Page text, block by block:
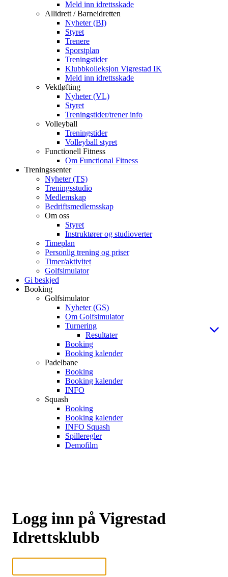
Meld inn idrettsskade
Allidrett / Barneidretten
Nyheter (BI)
Styret
Trenere
Sporstplan
Treningstider
Klubbkolleksjon Vigrestad IK
Meld inn idrettsskade
Vektløfting
Nyheter (VL)
Styret
Treningstider/trener info
Volleyball
Treningstider
Volleyball styret
Functionell Fitness
Om Functional Fitness
Treningssenter
Nyheter (TS)
Treningsstudio
Medlemskap
Bedriftsmedlemsskap
Om oss
Styret
Instruktører og studioverter
Timeplan
Personlig trening og priser
Timer/aktivitet
Golfsimulator
Gi beskjed
Booking
Golfsimulator
Nyheter (GS)
Om Golfsimulator
Turnering
Resultater
Booking
Booking kalender
Padelbane
Booking
Booking kalender
INFO
Squash
Booking
Booking kalender
INFO Squash
Spilleregler
Demofilm
Logg inn på Vigrestad
Idrettsklubb